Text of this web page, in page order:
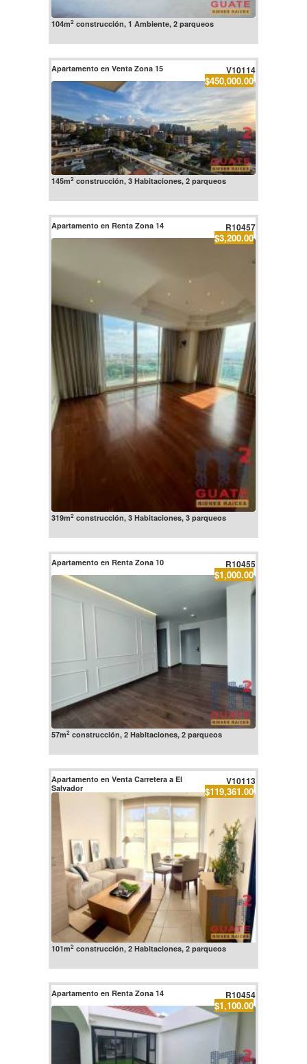
104m2construcción, 1 Ambiente, 2 parqueos
Apartamento en Venta Zona 15 V10114
$450,000.00
145m2construcción, 3 Habitaciones, 2 parqueos
Apartamento en Renta Zona 14 R10457
$3,200.00
319m2construcción, 3 Habitaciones, 3 parqueos
Apartamento en Renta Zona 10 R10455
$1,000.00
57m2construcción, 2 Habitaciones, 2 parqueos
Apartamento en Venta Carretera a El
Salvador
V10113
$119,361.00
101m2construcción, 2 Habitaciones, 2 parqueos
Apartamento en Renta Zona 14 R10454
$1,100.00